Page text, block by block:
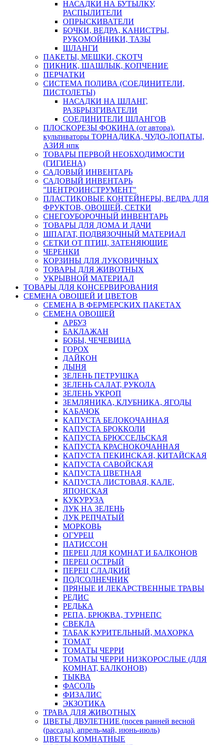
НАСАДКИ НА БУТЫЛКУ,
РАСПЫЛИТЕЛИ
ОПРЫСКИВАТЕЛИ
БОЧКИ, ВЕДРА, КАНИСТРЫ,
РУКОМОЙНИКИ, ТАЗЫ
ШЛАНГИ
ПАКЕТЫ, МЕШКИ, СКОТЧ
ПИКНИК, ШАШЛЫК, КОПЧЕНИЕ
ПЕРЧАТКИ
СИСТЕМА ПОЛИВА (СОЕДИНИТЕЛИ,
ПИСТОЛЕТЫ)
НАСАДКИ НА ШЛАНГ,
РАЗБРЫЗГИВАТЕЛИ
СОЕДИНИТЕЛИ ШЛАНГОВ
ПЛОСКОРЕЗЫ ФОКИНА (от автора),
культиваторы ТОРНАДИКА, ЧУДО-ЛОПАТЫ,
АЗИЯ нпк
ТОВАРЫ ПЕРВОЙ НЕОБХОДИМОСТИ
(ГИГИЕНА)
САДОВЫЙ ИНВЕНТАРЬ
САДОВЫЙ ИНВЕНТАРЬ
"ЦЕНТРОИНСТРУМЕНТ"
ПЛАСТИКОВЫЕ КОНТЕЙНЕРЫ, ВЕДРА ДЛЯ
ФРУКТОВ, ОВОЩЕЙ, СЕТКИ
СНЕГОУБОРОЧНЫЙ ИНВЕНТАРЬ
ТОВАРЫ ДЛЯ ДОМА И ДАЧИ
ШПАГАТ, ПОДВЯЗОЧНЫЙ МАТЕРИАЛ
СЕТКИ ОТ ПТИЦ, ЗАТЕНЯЮЩИЕ
ЧЕРЕНКИ
КОРЗИНЫ ДЛЯ ЛУКОВИЧНЫХ
ТОВАРЫ ДЛЯ ЖИВОТНЫХ
УКРЫВНОЙ МАТЕРИАЛ
ТОВАРЫ ДЛЯ КОНСЕРВИРОВАНИЯ
СЕМЕНА ОВОЩЕЙ И ЦВЕТОВ
СЕМЕНА В ФЕРМЕРСКИХ ПАКЕТАХ
СЕМЕНА ОВОЩЕЙ
АРБУЗ
БАКЛАЖАН
БОБЫ, ЧЕЧЕВИЦА
ГОРОХ
ДАЙКОН
ДЫНЯ
ЗЕЛЕНЬ ПЕТРУШКА
ЗЕЛЕНЬ САЛАТ, РУКОЛА
ЗЕЛЕНЬ УКРОП
ЗЕМЛЯНИКА, КЛУБНИКА, ЯГОДЫ
КАБАЧОК
КАПУСТА БЕЛОКОЧАННАЯ
КАПУСТА БРОККОЛИ
КАПУСТА БРЮССЕЛЬСКАЯ
КАПУСТА КРАСНОКОЧАННАЯ
КАПУСТА ПЕКИНСКАЯ, КИТАЙСКАЯ
КАПУСТА САВОЙСКАЯ
КАПУСТА ЦВЕТНАЯ
КАПУСТА ЛИСТОВАЯ, КАЛЕ,
ЯПОНСКАЯ
КУКУРУЗА
ЛУК НА ЗЕЛЕНЬ
ЛУК РЕПЧАТЫЙ
МОРКОВЬ
ОГУРЕЦ
ПАТИССОН
ПЕРЕЦ ДЛЯ КОМНАТ И БАЛКОНОВ
ПЕРЕЦ ОСТРЫЙ
ПЕРЕЦ СЛАДКИЙ
ПОДСОЛНЕЧНИК
ПРЯНЫЕ И ЛЕКАРСТВЕННЫЕ ТРАВЫ
РЕДИС
РЕДЬКА
РЕПА, БРЮКВА, ТУРНЕПС
СВЕКЛА
ТАБАК КУРИТЕЛЬНЫЙ, МАХОРКА
ТОМАТ
ТОМАТЫ ЧЕРРИ
ТОМАТЫ ЧЕРРИ НИЗКОРОСЛЫЕ (ДЛЯ
КОМНАТ, БАЛКОНОВ)
ТЫКВА
ФАСОЛЬ
ФИЗАЛИС
ЭКЗОТИКА
ТРАВА ДЛЯ ЖИВОТНЫХ
ЦВЕТЫ ДВУЛЕТНИЕ (посев ранней весной
(рассада), апрель-май, июнь-июль)
ЦВЕТЫ КОМНАТНЫЕ